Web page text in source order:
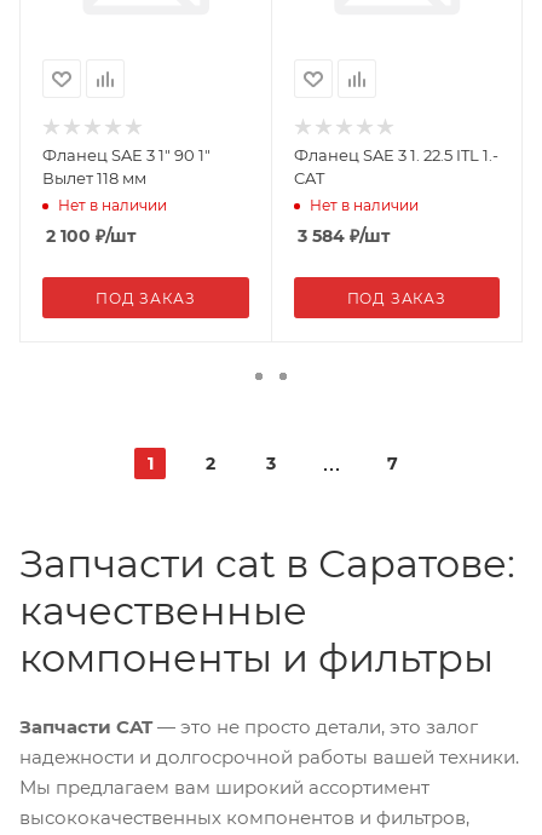
Фланец SAE 3 1" 90 1"
Вылет 118 мм
Нет в наличии
2 100 ₽/шт
ПОД ЗАКАЗ
Фланец SAE 3 1. 22.5 ITL 1.-
CAT
Нет в наличии
3 584₽/шт
ПОД ЗАКАЗ
1 2 3 7
Запчасти cat в Саратове:
качественные
компоненты и фильтры
Запчасти CAT— это не просто детали, это залог
надежности и долгосрочной работы вашей техники.
Мы предлагаем вам широкий ассортимент
высококачественных компонентов и фильтров,